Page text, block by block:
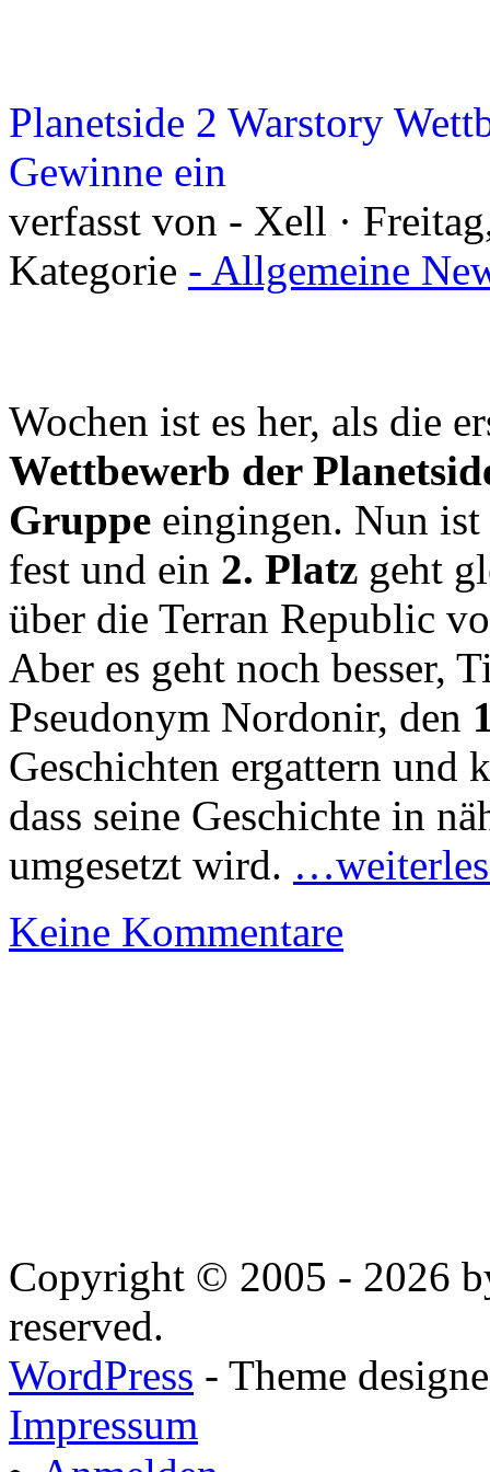
Planetside 2 Warstory
Gewinne ein
verfasst von - Xell ·
Kategorie - Allgemeine
Wochen ist es her, als die
Wettbewerb der
Gruppe eingingen. Nun
fest und ein 2. Platz geht
über die Terran Republic
Aber es geht noch besser,
Pseudonym Nordonir, den
Geschichten ergattern und
dass seine Geschichte in
umgesetzt wird.
Keine Kommentare
Copyright © 2005 - 2026
reserved.
WordPress - Theme
Impressum